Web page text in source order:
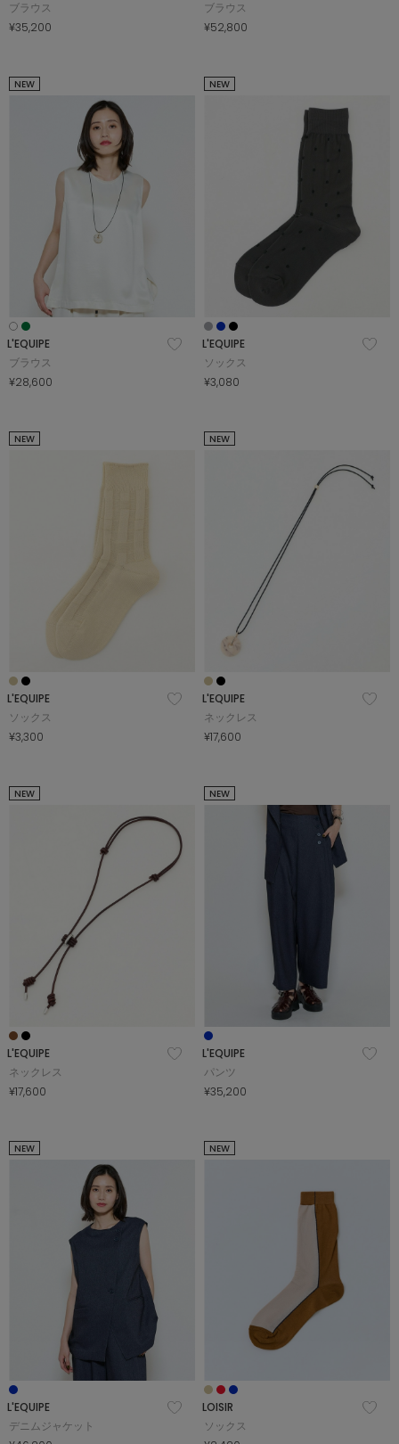
ブラウス
¥35,200
ブラウス
¥52,800
NEW
L'EQUIPE
ブラウス
¥28,600
NEW
L'EQUIPE
ソックス
¥3,080
NEW
L'EQUIPE
ソックス
¥3,300
NEW
L'EQUIPE
ネックレス
¥17,600
NEW
L'EQUIPE
ネックレス
¥17,600
NEW
L'EQUIPE
パンツ
¥35,200
NEW
L'EQUIPE
デニムジャケット
NEW
LOISIR
ソックス